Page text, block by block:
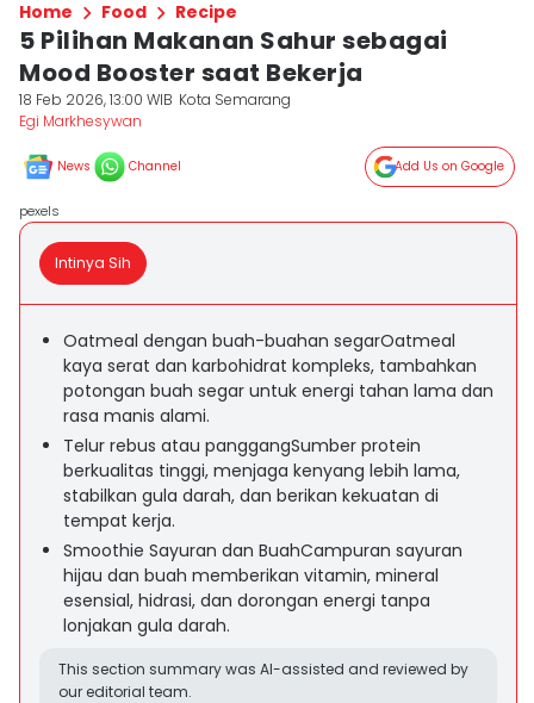
Home Food Recipe
5 Pilihan Makanan Sahur sebagai
Mood Booster saat Bekerja
18 Feb 2026, 13:00 WIB Kota Semarang
Egi Markhesywan
News Channel Add Us on Google
pexels
Intinya Sih
Oatmeal dengan buah-buahan segarOatmeal
kaya serat dan karbohidrat kompleks, tambahkan
potongan buah segar untuk energi tahan lama dan
rasa manis alami.
Telur rebus atau panggangSumber protein
berkualitas tinggi, menjaga kenyang lebih lama,
stabilkan gula darah, dan berikan kekuatan di
tempat kerja.
Smoothie Sayuran dan BuahCampuran sayuran
hijau dan buah memberikan vitamin, mineral
esensial, hidrasi, dan dorongan energi tanpa
lonjakan gula darah.
This section summary was AI-assisted and reviewed by
our editorial team.